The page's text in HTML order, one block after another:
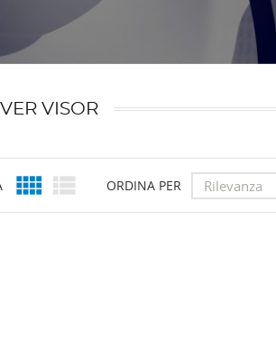
VISOR
  ORDINA PER Rilevanza